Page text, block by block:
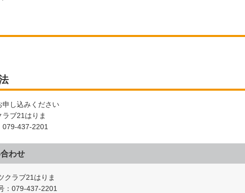
申し込みください
ラブ21はりま
079-437-2201
わせ
クラブ21はりま
：079-437-2201